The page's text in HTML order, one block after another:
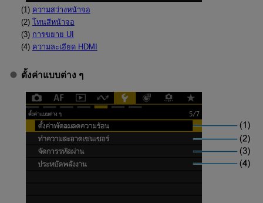
(1) ความสว่างหน้าจอ
(2) โทนสีหน้าจอ
(3) การขยาย UI
(4) ความละเอียด HDMI
ตั้งค่าแบบต่าง ๆ